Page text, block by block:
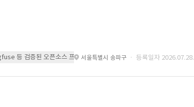
등 검증된 오픈소스 프레임워크를 기반으로 시스템을 구축
서울특별시 송파구 · 등록일자 2026.07.28.